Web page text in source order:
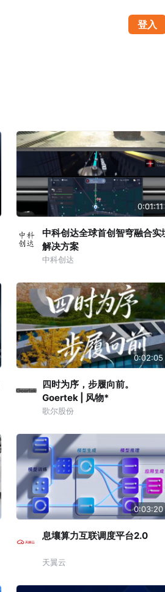
登入
0:01:11
中科创达全球首创智穹融合实
解决方案
中科创达
0:02:05
四时为序，步履向前。
Goertek | 风物*
歌尔股份
0:03:20
息壤算力互联调度平台2.0
天翼云